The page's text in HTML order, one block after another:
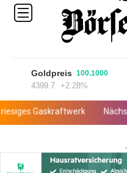
Goldpreis 100.1000
4399.7 +2.28%
Gaskraftwerk Nächste